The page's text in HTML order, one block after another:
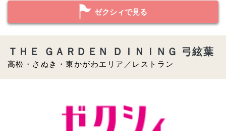
ゼクシィで見る
高松・さぬき・東かがわエリア／レストラン
ＴＨＥ ＧＡＲＤＥＮ ＤＩＮＩＮＧ 弓絃葉